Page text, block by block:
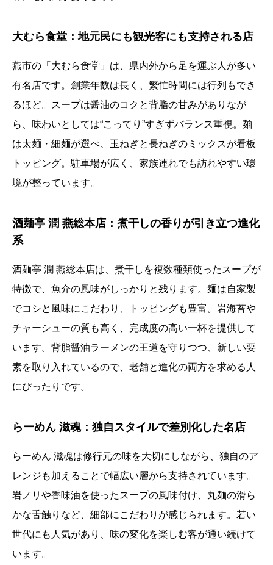
大むら食堂：地元民にも観光客にも支持される店
燕市の「大むら食堂」は、県内外から足を運ぶ人が多い
有名店です。創業年数は長く、繁忙時間には行列もでき
るほど。スープは醤油のコクと背脂の甘みがありなが
ら、味わいとしては“こってり”すぎずバランス重視。麺
は太麺・細麺が選べ、玉ねぎと長ねぎのミックスが看板
トッピング。駐車場が広く、家族連れでも訪れやすい環
境が整っています。
酒麺亭 潤 燕総本店：煮干しの香りが引き立つ進化
系
酒麺亭 潤 燕総本店は、煮干しを複数種類使ったスープが
特徴で、魚介の風味がしっかりと残ります。麺は自家製
でコシと風味にこだわり、トッピングも豊富。岩海苔や
チャーシューの質も高く、完成度の高い一杯を提供して
います。背脂醤油ラーメンの王道を守りつつ、新しい要
素を取り入れているので、老舗と進化の両方を求める人
にぴったりです。
らーめん 滋魂：独自スタイルで差別化した名店
らーめん 滋魂は修行元の味を大切にしながら、独自のア
レンジも加えることで幅広い層から支持されています。
岩ノリや香味油を使ったスープの風味付け、丸麺の滑ら
かな舌触りなど、細部にこだわりが感じられます。若い
世代にも人気があり、味の変化を楽しむ客が通い続けて
います。